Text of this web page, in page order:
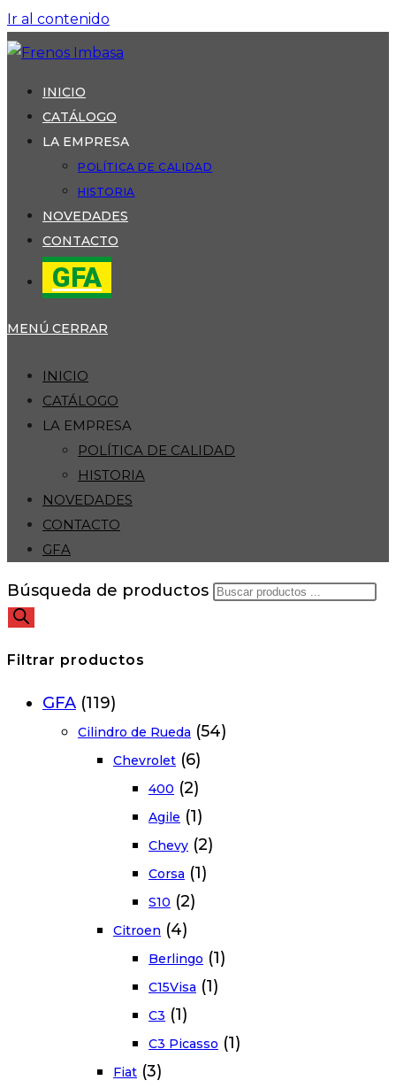
Ir al contenido
INICIO
CATÁLOGO
LA EMPRESA
POLÍTICA DE CALIDAD
HISTORIA
NOVEDADES
CONTACTO
GFA
MENÚ CERRAR
INICIO
CATÁLOGO
LA EMPRESA
POLÍTICA DE CALIDAD
HISTORIA
NOVEDADES
CONTACTO
GFA
Búsqueda de productos
Filtrar productos
GFA (119)
Cilindro de Rueda (54)
Chevrolet (6)
400 (2)
Agile (1)
Chevy (2)
Corsa (1)
S10 (2)
Citroen (4)
Berlingo (1)
C15Visa (1)
C3 (1)
C3 Picasso (1)
Fiat (3)